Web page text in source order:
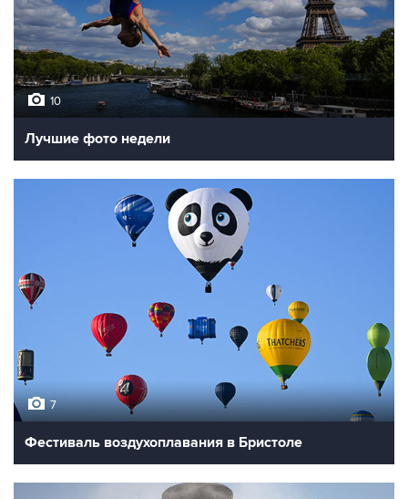
10
Лучшие фото недели
7
Фестиваль воздухоплавания в Бристоле